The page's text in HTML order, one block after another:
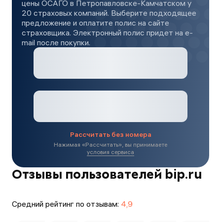
цены ОСАГО в Петропавловске-Камчатском у
20 страховых компаний. Выберите подходящее
предложение и оплатите полис на сайте
страховщика. Электронный полис придет на e-
mail после покупки.
Рассчитать без номера
Нажимая «Рассчитать», вы принимаете
условия сервиса
Отзывы пользователей bip.ru
Средний рейтинг по отзывам: 4,9